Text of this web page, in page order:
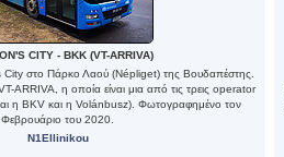
CITY - BKK (VT-ARRIVA)
στο Πάρκο Λαού (Népliget) της Βουδαπέστης.
ARRIVA, η οποία είναι μια από τις τρεις operator
η BKV και η Volánbusz). Φωτογραφημένο τον
Φεβρουάριο του 2020.
N1Ellinikou